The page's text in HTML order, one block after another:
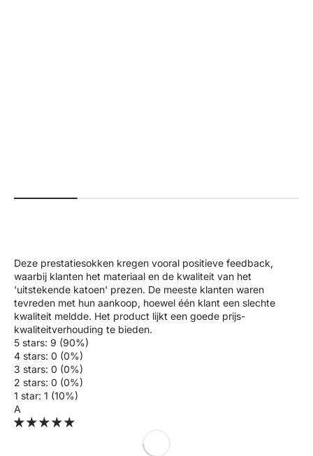
Deze prestatiesokken kregen vooral positieve feedback,
waarbij klanten het materiaal en de kwaliteit van het
'uitstekende katoen' prezen. De meeste klanten waren
tevreden met hun aankoop, hoewel één klant een slechte
kwaliteit meldde. Het product lijkt een goede prijs-
kwaliteitverhouding te bieden.
5 stars: 9 (90%)
4 stars: 0 (0%)
3 stars: 0 (0%)
2 stars: 0 (0%)
1 star: 1 (10%)
A